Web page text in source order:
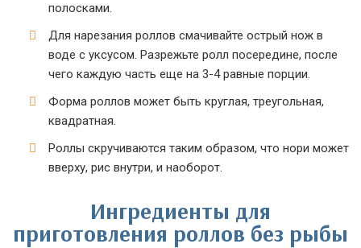
полосками.
Для нарезания роллов смачивайте острый нож в
воде с уксусом. Разрежьте ролл посередине, после
чего каждую часть еще на 3-4 равные порции.
Форма роллов может быть круглая, треугольная,
квадратная.
Роллы скручиваются таким образом, что нори может
вверху, рис внутри, и наоборот.
Ингредиенты для
приготовления роллов без рыбы